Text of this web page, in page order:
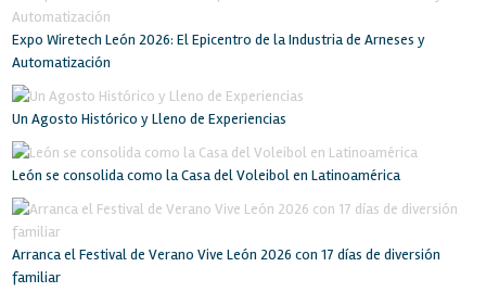
Expo Wiretech León 2026: El Epicentro de la Industria de Arneses y
Automatización
Un Agosto Histórico y Lleno de Experiencias
León se consolida como la Casa del Voleibol en Latinoamérica
Arranca el Festival de Verano Vive León 2026 con 17 días de diversión
familiar